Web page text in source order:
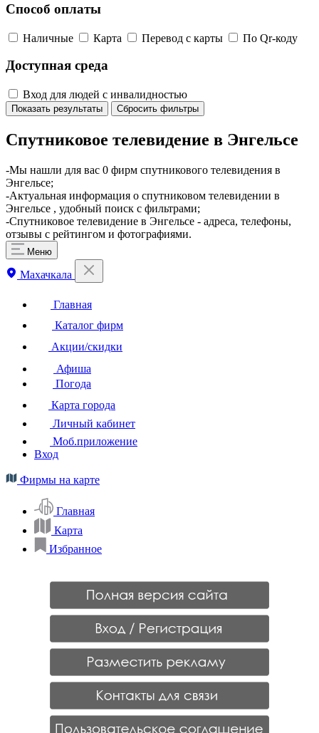
Способ оплаты
Наличные Карта Перевод с карты По Qr-коду
Доступная среда
Вход для людей с инвалидностью
Показать результаты Сбросить фильтры
Спутниковое телевидение в Энгельсе
​-Мы нашли для вас 0 фирм спутникового телевидения в
Энгельсе;
-Актуальная информация о спутниковом телевидении в
Энгельсе , удобный поиск с фильтрами;
-Спутниковое телевидение в Энгельсе - адреса, телефоны,
отзывы с рейтингом и фотографиями.
Меню
Махачкала
Главная
Каталог фирм
Акции/скидки
Афиша
Погода
Карта города
Личный кабинет
Моб.приложение
Вход
Фирмы на карте
Главная
Карта
Избранное